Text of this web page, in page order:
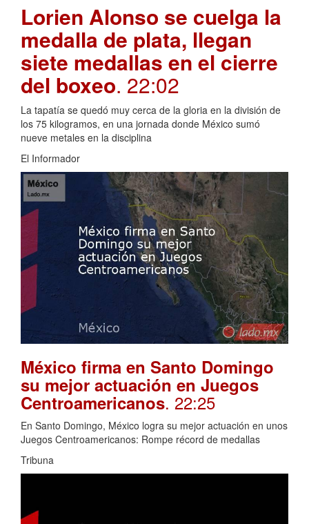
Lorien Alonso se cuelga la
medalla de plata, llegan
siete medallas en el cierre
del boxeo. 22:02
La tapatía se quedó muy cerca de la gloria en la división de
los 75 kilogramos, en una jornada donde México sumó
nueve metales en la disciplina
El Informador
México firma en Santo Domingo
su mejor actuación en Juegos
Centroamericanos. 22:25
En Santo Domingo, México logra su mejor actuación en unos
Juegos Centroamericanos: Rompe récord de medallas
Tribuna